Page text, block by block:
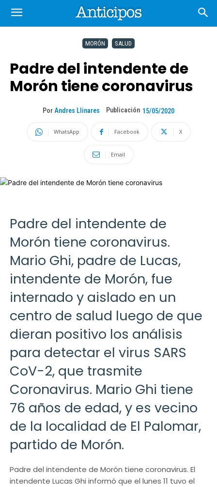
MORÓN SALUD
Padre del intendente de
Morón tiene coronavirus
Por Andres Llinares Publicación 15/05/2020
WhatsApp Facebook X
Email
Padre del intendente de
Morón tiene coronavirus.
Mario Ghi, padre de Lucas,
intendente de Morón, fue
internado y aislado en un
centro de salud luego de que
dieran positivo los análisis
para detectar el virus SARS
CoV-2, que trasmite
Coronavirus. Mario Ghi tiene
76 años de edad, y es vecino
de la localidad de El Palomar,
partido de Morón.
Padre del intendente de Morón tiene coronavirus. El
intendente Lucas Ghi informó que el lunes 11 tuvo el